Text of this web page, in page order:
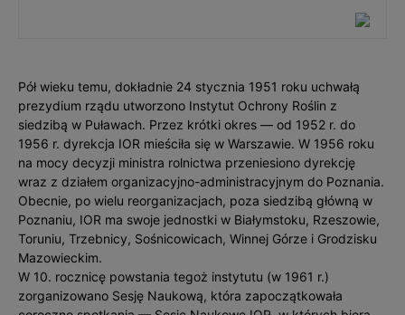
Pół wieku temu, dokładnie 24 stycznia 1951 roku uchwałą
prezydium rządu utworzono Instytut Ochrony Roślin z
siedzibą w Puławach. Przez krótki okres — od 1952 r. do
1956 r. dyrekcja IOR mieściła się w Warszawie. W 1956 roku
na mocy decyzji ministra rolnictwa przeniesiono dyrekcję
wraz z działem organizacyjno-administracyjnym do Poznania.
Obecnie, po wielu reorganizacjach, poza siedzibą główną w
Poznaniu, IOR ma swoje jednostki w Białymstoku, Rzeszowie,
Toruniu, Trzebnicy, Sośnicowicach, Winnej Górze i Grodzisku
Mazowieckim.
W 10. rocznicę powstania tegoż instytutu (w 1961 r.)
zorganizowano Sesję Naukową, która zapoczątkowała